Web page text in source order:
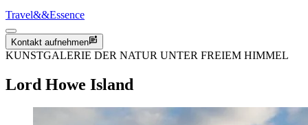
Travel&&Essence
Kontakt aufnehmen
KUNSTGALERIE DER NATUR UNTER FREIEM HIMMEL
Lord Howe Island